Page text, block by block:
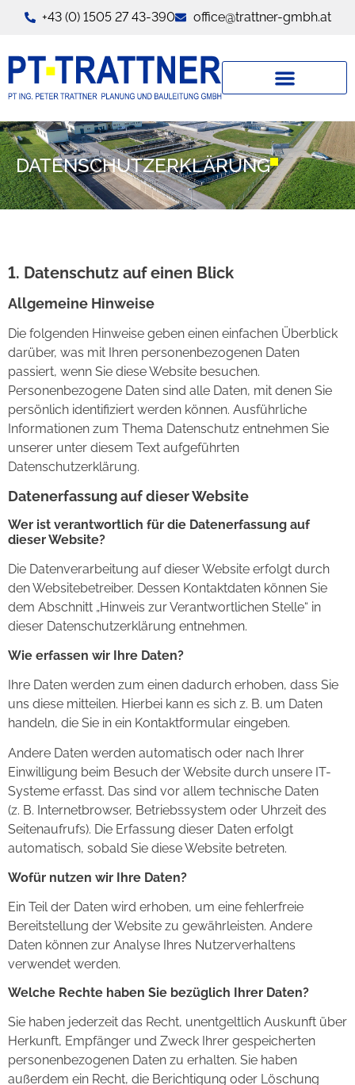
+43 (0) 1505 27 43-390 office@trattner-gmbh.at
DATENSCHUTZERKLÄRUNG
1. Datenschutz auf einen Blick
Allgemeine Hinweise
Die folgenden Hinweise geben einen einfachen Überblick
darüber, was mit Ihren personenbezogenen Daten
passiert, wenn Sie diese Website besuchen.
Personenbezogene Daten sind alle Daten, mit denen Sie
persönlich identifiziert werden können. Ausführliche
Informationen zum Thema Datenschutz entnehmen Sie
unserer unter diesem Text aufgeführten
Datenschutzerklärung.
Datenerfassung auf dieser Website
Wer ist verantwortlich für die Datenerfassung auf
dieser Website?
Die Datenverarbeitung auf dieser Website erfolgt durch
den Websitebetreiber. Dessen Kontaktdaten können Sie
dem Abschnitt „Hinweis zur Verantwortlichen Stelle“ in
dieser Datenschutzerklärung entnehmen.
Wie erfassen wir Ihre Daten?
Ihre Daten werden zum einen dadurch erhoben, dass Sie
uns diese mitteilen. Hierbei kann es sich z. B. um Daten
handeln, die Sie in ein Kontaktformular eingeben.
Andere Daten werden automatisch oder nach Ihrer
Einwilligung beim Besuch der Website durch unsere IT-
Systeme erfasst. Das sind vor allem technische Daten
(z. B. Internetbrowser, Betriebssystem oder Uhrzeit des
Seitenaufrufs). Die Erfassung dieser Daten erfolgt
automatisch, sobald Sie diese Website betreten.
Wofür nutzen wir Ihre Daten?
Ein Teil der Daten wird erhoben, um eine fehlerfreie
Bereitstellung der Website zu gewährleisten. Andere
Daten können zur Analyse Ihres Nutzerverhaltens
verwendet werden.
Welche Rechte haben Sie bezüglich Ihrer Daten?
Sie haben jederzeit das Recht, unentgeltlich Auskunft über
Herkunft, Empfänger und Zweck Ihrer gespeicherten
personenbezogenen Daten zu erhalten. Sie haben
außerdem ein Recht, die Berichtigung oder Löschung